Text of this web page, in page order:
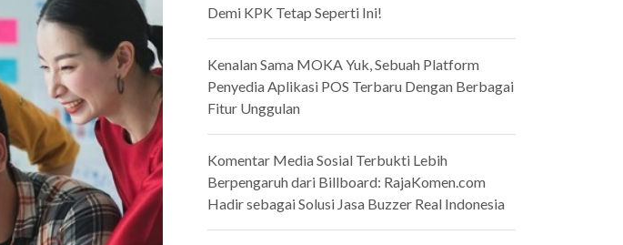
Demi KPK Tetap Seperti Ini!
Kenalan Sama MOKA Yuk, Sebuah Platform
Penyedia Aplikasi POS Terbaru Dengan Berbagai
Fitur Unggulan
Komentar Media Sosial Terbukti Lebih
Berpengaruh dari Billboard: RajaKomen.com
Hadir sebagai Solusi Jasa Buzzer Real Indonesia